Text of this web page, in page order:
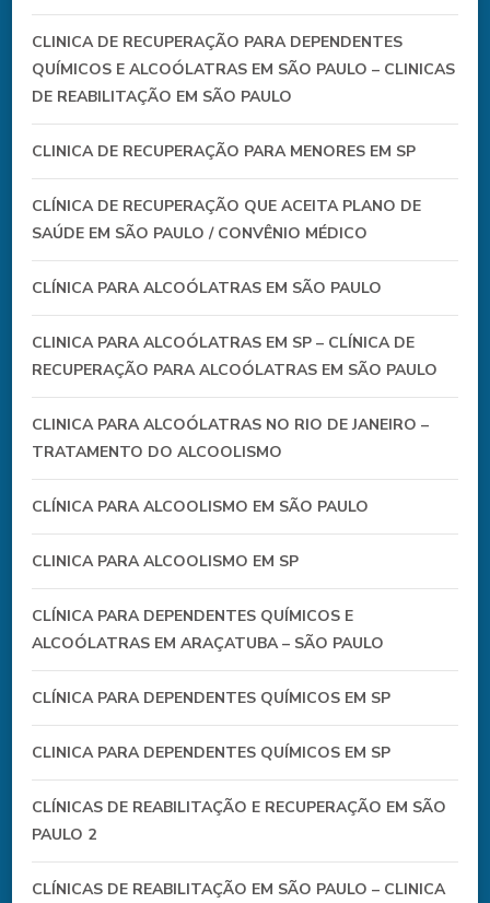
CLINICA DE RECUPERAÇÃO PARA DEPENDENTES
QUÍMICOS E ALCOÓLATRAS EM SÃO PAULO – CLINICAS
DE REABILITAÇÃO EM SÃO PAULO
CLINICA DE RECUPERAÇÃO PARA MENORES EM SP
CLÍNICA DE RECUPERAÇÃO QUE ACEITA PLANO DE
SAÚDE EM SÃO PAULO / CONVÊNIO MÉDICO
CLÍNICA PARA ALCOÓLATRAS EM SÃO PAULO
CLINICA PARA ALCOÓLATRAS EM SP – CLÍNICA DE
RECUPERAÇÃO PARA ALCOÓLATRAS EM SÃO PAULO
CLINICA PARA ALCOÓLATRAS NO RIO DE JANEIRO –
TRATAMENTO DO ALCOOLISMO
CLÍNICA PARA ALCOOLISMO EM SÃO PAULO
CLINICA PARA ALCOOLISMO EM SP
CLÍNICA PARA DEPENDENTES QUÍMICOS E
ALCOÓLATRAS EM ARAÇATUBA – SÃO PAULO
CLÍNICA PARA DEPENDENTES QUÍMICOS EM SP
CLINICA PARA DEPENDENTES QUÍMICOS EM SP
CLÍNICAS DE REABILITAÇÃO E RECUPERAÇÃO EM SÃO
PAULO 2
CLÍNICAS DE REABILITAÇÃO EM SÃO PAULO – CLINICA